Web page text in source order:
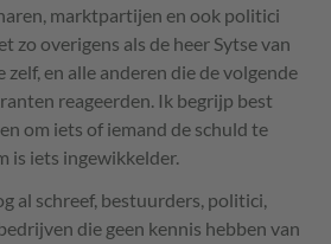
marktpartijen en ook politici
zo overigens als de heer Sytse van
zelf, en alle anderen die de volgende
reageerden. Ik begrijp best
om iets of iemand de schuld te
is iets ingewikkelder.
al schreef, bestuurders, politici,
die geen kennis hebben van